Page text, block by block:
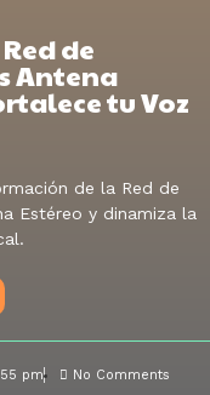
de
Antena
tu Voz
de la Red de
Estéreo y dinamiza la
pm No Comments